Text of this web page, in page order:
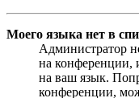
Моего языка нет в
Администратор
на конференции,
на ваш язык.
конференции,